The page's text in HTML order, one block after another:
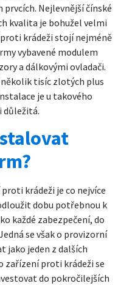
Nejlevnější čínské
kvalita je bohužel velmi
krádeži stojí nejméně
vybavené modulem
a dálkovými ovladači.
tisíc zlotých plus
je u takového
důležitá.
krádeži je co nejvíce
dobu potřebnou k
každé zabezpečení, do
se však o provizorní
jako jeden z dalších
zařízení proti krádeži se
do pokročilejších